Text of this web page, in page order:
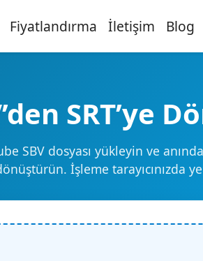
Fiyatlandırma İletişim Blog
SRT’ye
SBV dosyası yükleyin ve
İşleme tarayıcınızda